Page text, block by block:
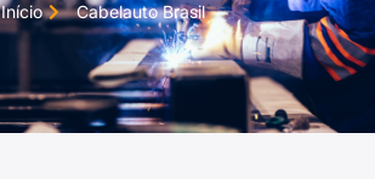
Início Cabelauto Brasil